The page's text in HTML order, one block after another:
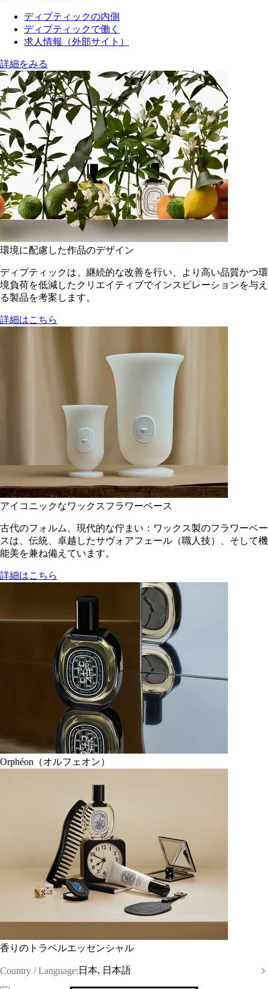
ディプティックの内側
ディプティックで働く
求人情報（外部サイト）
詳細をみる
環境に配慮した作品のデザイン
ディプティックは、継続的な改善を行い、より高い品質かつ環
境負荷を低減した​クリエイティブでインスピレーションを与え
る製品を考案します。
詳細はこちら
アイコニックなワックスフラワーベース
古代のフォルム、現代的な佇まい：ワックス製のフラワーベー
スは、伝統、卓越したサヴォアフェール（職人技）、そして機
能美を兼ね備えています。
詳細はこちら
Orphéon（オルフェオン）
香りのトラベルエッセンシャル
Country / Language: 日本, 日本語